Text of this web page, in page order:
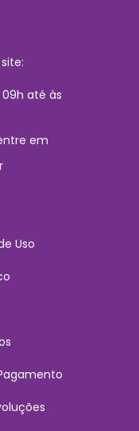
09h até às
em
Uso